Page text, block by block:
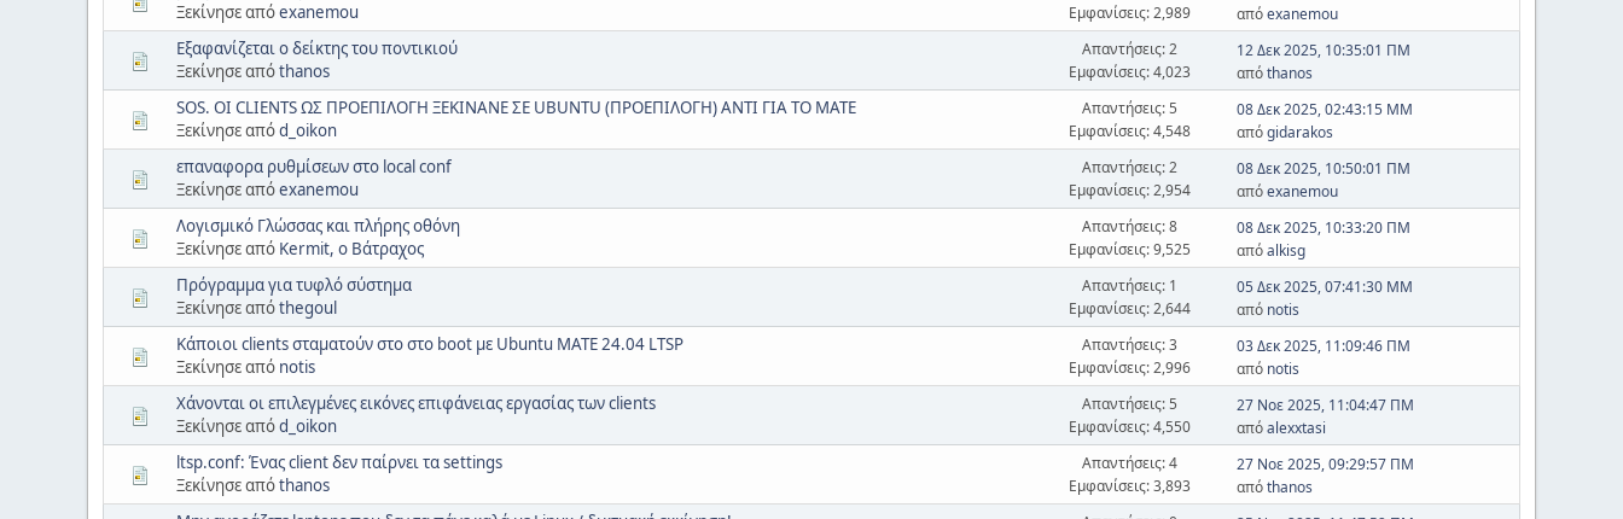
Ξεκίνησε απόexanemou
Εμφανίσεις: 2,989
απόexanemou
Εξαφανίζεται ο δείκτης του ποντικιού
Ξεκίνησε απόthanos
Απαντήσεις: 2
Εμφανίσεις: 4,023
12 Δεκ 2025, 10:35:01 ΠΜ
απόthanos
SOS. ΟΙ CLIENTS ΩΣ ΠΡΟΕΠΙΛΟΓΗ ΞΕΚΙΝΑΝΕ ΣΕ UBUNTU (ΠΡΟΕΠΙΛΟΓΗ) ΑΝΤΙ ΓΙΑ ΤΟ MATE
Ξεκίνησε απόd_oikon
Απαντήσεις: 5
Εμφανίσεις: 4,548
08 Δεκ 2025, 02:43:15 ΜΜ
απόgidarakos
επαναφορα ρυθμίσεων στο local conf
Ξεκίνησε απόexanemou
Απαντήσεις: 2
Εμφανίσεις: 2,954
08 Δεκ 2025, 10:50:01 ΠΜ
απόexanemou
Λογισμικό Γλώσσας και πλήρης οθόνη
Ξεκίνησε από Kermit, ο Βάτραχος
Απαντήσεις: 8
Εμφανίσεις: 9,525
08 Δεκ 2025, 10:33:20 ΠΜ
απόalkisg
Πρόγραμμα για τυφλό σύστημα
Ξεκίνησε απόthegoul
Απαντήσεις: 1
Εμφανίσεις: 2,644
05 Δεκ 2025, 07:41:30 ΜΜ
από notis
Κάποιοι clients σταματούν στο στο boot με Ubuntu MATE 24.04 LTSP
Ξεκίνησε από notis
Απαντήσεις: 3
Εμφανίσεις: 2,996
03 Δεκ 2025, 11:09:46 ΠΜ
από notis
Χάνονται οι επιλεγμένες εικόνες επιφάνειας εργασίας των clients
Ξεκίνησε απόd_oikon
Απαντήσεις: 5
Εμφανίσεις: 4,550
27 Νοε 2025, 11:04:47 ΠΜ
απόalexxtasi
ltsp.conf: Ένας client δεν παίρνει τα settings
Ξεκίνησε απόthanos
Απαντήσεις: 4
Εμφανίσεις: 3,893
27 Νοε 2025, 09:29:57 ΠΜ
απόthanos